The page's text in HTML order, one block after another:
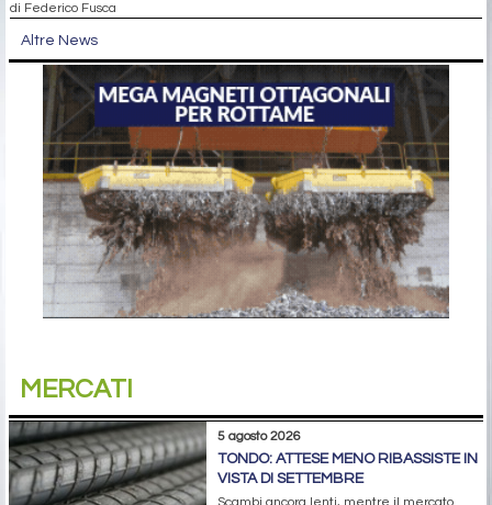
di Federico Fusca
Altre News
MERCATI
5 agosto 2026
TONDO: ATTESE MENO RIBASSISTE IN
VISTA DI SETTEMBRE